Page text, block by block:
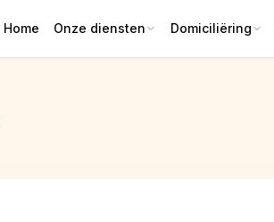
Home Onze diensten Domiciliëring